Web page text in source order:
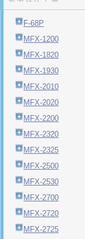
F-68P
MFX-1200
MFX-1820
MFX-1930
MFX-2010
MFX-2020
MFX-2200
MFX-2320
MFX-2325
MFX-2500
MFX-2530
MFX-2700
MFX-2720
MFX-2725